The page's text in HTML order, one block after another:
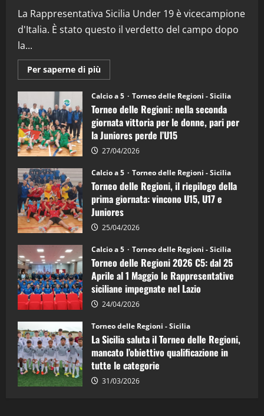
08/04/2026
La Rappresentativa Sicilia Under 19 è vicecampione
d'Italia. È stato questo il verdetto del campo dopo
la...
Per saperne di più
informazioni
Torneo
delle
Regioni
di
calcio
a
5:
la
Juniores
è
vicecampione
d’Italia
Calcio a 5 Torneo delle Regioni - Sicilia
Torneo delle Regioni: nella seconda
giornata vittoria per le donne, pari per
la Juniores perde l’U15
27/04/2026
Calcio a 5 Torneo delle Regioni - Sicilia
Torneo delle Regioni, il riepilogo della
prima giornata: vincono U15, U17 e
Juniores
25/04/2026
Calcio a 5 Torneo delle Regioni - Sicilia
Torneo delle Regioni 2026 C5: dal 25
Aprile al 1 Maggio le Rappresentative
siciliane impegnate nel Lazio
24/04/2026
Torneo delle Regioni - Sicilia
La Sicilia saluta il Torneo delle Regioni,
mancato l’obiettivo qualificazione in
tutte le categorie
31/03/2026